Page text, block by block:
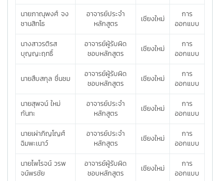
นายภาณุพงศ์ จง
ชานสิทโธ
อาจารย์ประจำ
หลักสูตร
เชียงใหม่
การ
ออกแบบ
นางสาวรติรส
บุญญะฤทธิ์
อาจารย์ผู้รับผิด
ชอบหลักสูตร
เชียงใหม่
การ
ออกแบบ
นายสืบสกุล ชื่นชม
อาจารย์ผู้รับผิด
ชอบหลักสูตร
เชียงใหม่
การ
ออกแบบ
นายสุพจน์ ใหม่
กันทะ
อาจารย์ประจำ
หลักสูตร
เชียงใหม่
การ
ออกแบบ
นายเผ่าภิญโญศ์
ฉิมพะเนาว์
อาจารย์ประจำ
หลักสูตร
เชียงใหม่
การ
ออกแบบ
นายไพโรจน์ วรพ
จน์พรชัย
อาจารย์ผู้รับผิด
ชอบหลักสูตร
เชียงใหม่
การ
ออกแบบ